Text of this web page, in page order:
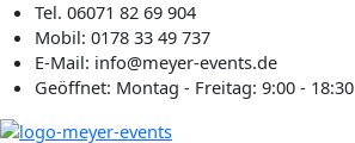
Zum
Inhalt
springen
Tel. 06071 82 69 904
Mobil: 0178 33 49 737
E-Mail: info@meyer-events.de
Geöffnet: Montag - Freitag: 9:00 - 18:30